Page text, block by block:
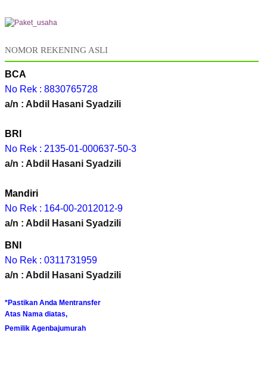
NOMOR REKENING ASLI
BCA
No Rek : 8830765728
a/n : Abdil Hasani Syadzili
BRI
No Rek : 2135-01-000637-50-3
a/n : Abdil Hasani Syadzili
Mandiri
No Rek : 164-00-2012012-9
a/n : Abdil Hasani Syadzili
BNI
No Rek : 0311731959
a/n : Abdil Hasani Syadzili
*Pastikan Anda Mentransfer
Atas Nama diatas,
Pemilik Agenbajumurah